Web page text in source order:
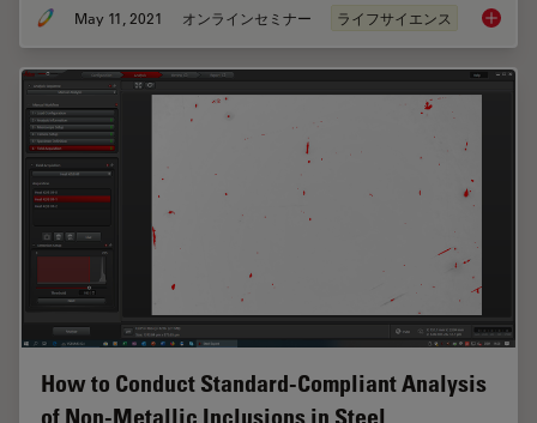
May 11, 2021 オンラインセミナー ライフサイエンス AI in
How to Conduct Standard-Compliant Analysis